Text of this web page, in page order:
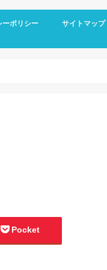
ーポリシー サイトマップ
Pocket